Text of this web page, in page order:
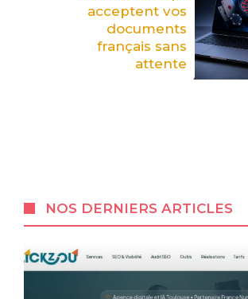
acceptent vos
documents
français sans
attente
NOS DERNIERS ARTICLES